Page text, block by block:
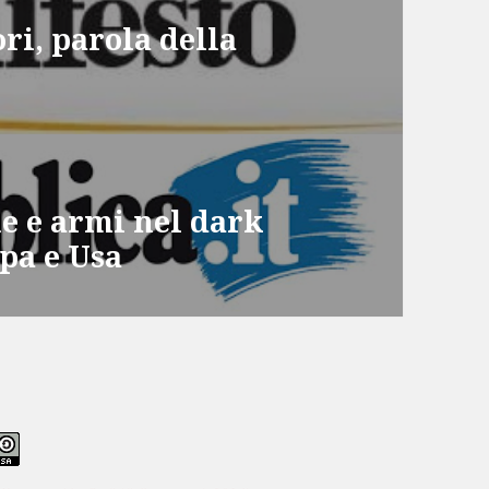
parola della
e armi nel dark
e Usa